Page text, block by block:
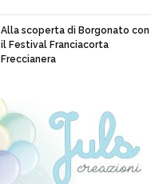
Alla scoperta di Borgonato con
il Festival Franciacorta
Freccianera